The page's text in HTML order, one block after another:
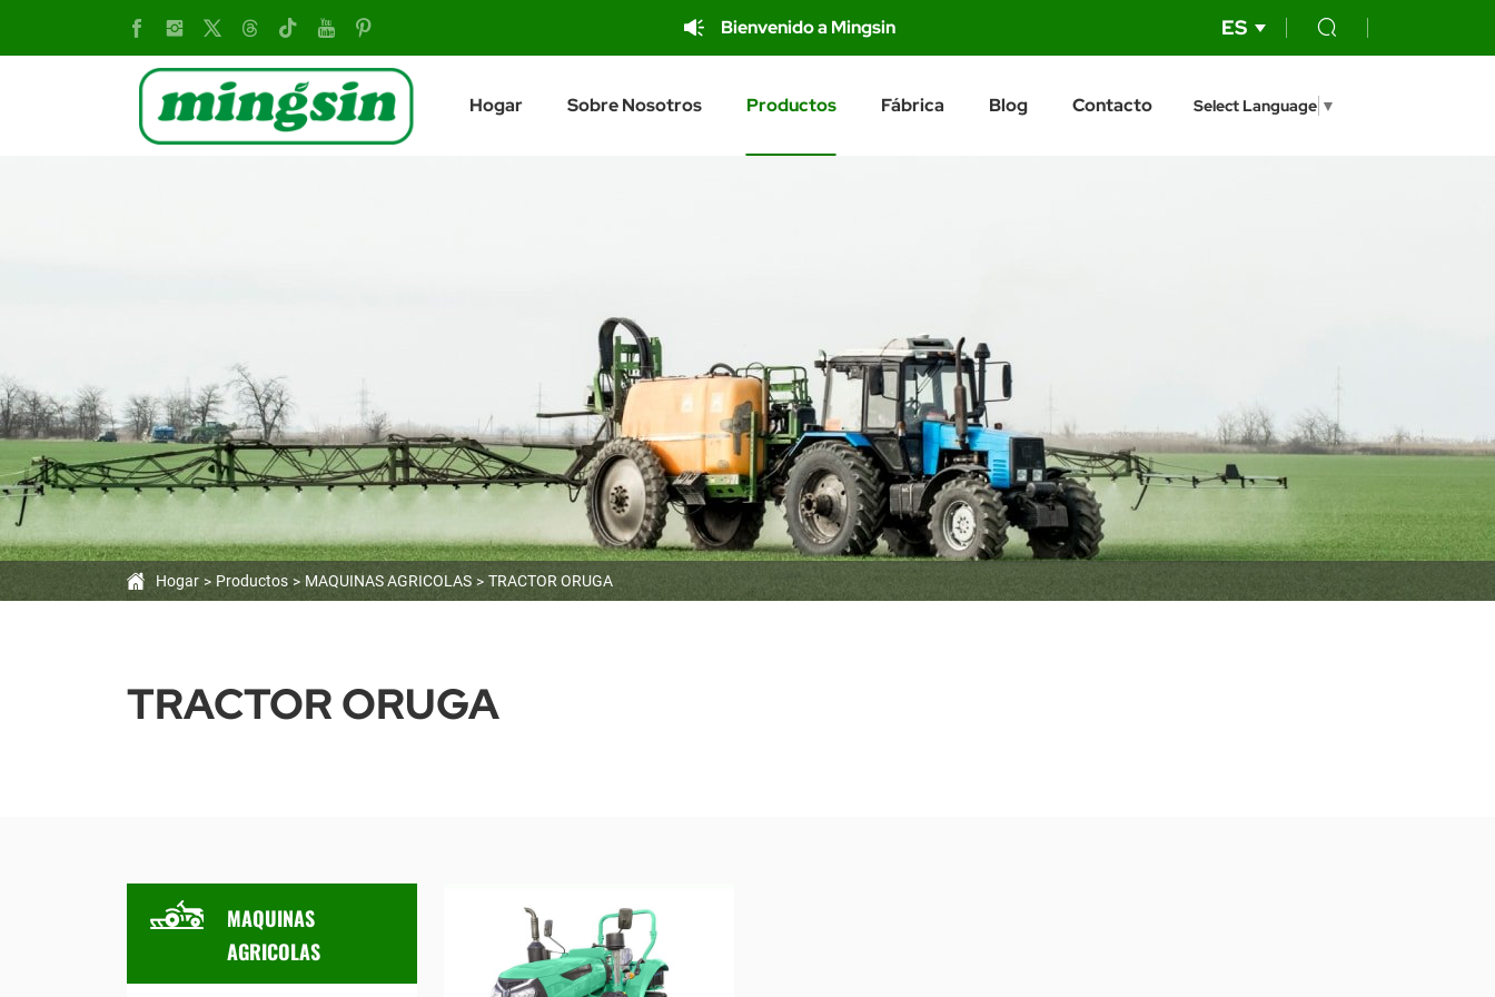
Bienvenido a Mingsin ES
Hogar Sobre Nosotros Productos Fábrica Blog Contacto Select Language ▼
Tractor
Tracción
Hogar Productos MAQUINAS AGRICOLAS TRACTOR ORUGA
TRACTOR ORUGA
MAQUINAS
AGRICOLAS